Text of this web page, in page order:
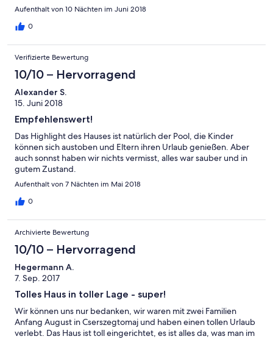
Aufenthalt von 10 Nächten im Juni 2018
0
Verifizierte Bewertung
10/10 – Hervorragend
Alexander S.
15. Juni 2018
Empfehlenswert!
Das Highlight des Hauses ist natürlich der Pool, die Kinder
können sich austoben und Eltern ihren Urlaub genießen. Aber
auch sonnst haben wir nichts vermisst, alles war sauber und in
gutem Zustand.
Aufenthalt von 7 Nächten im Mai 2018
0
Archivierte Bewertung
10/10 – Hervorragend
Hegermann A.
7. Sep. 2017
Tolles Haus in toller Lage - super!
Wir können uns nur bedanken, wir waren mit zwei Familien
Anfang August in Cserszegtomaj und haben einen tollen Urlaub
verlebt. Das Haus ist toll eingerichtet, es ist alles da, was man im